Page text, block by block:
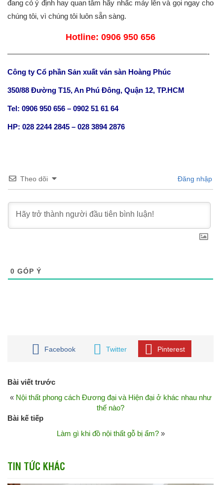
đang có ý định hay quan tâm hãy nhấc máy lên và gọi ngay cho
chúng tôi, vì chúng tôi luôn sẵn sàng.
Hotline: 0906 950 656
———————————————————————————-
Công ty Cổ phần Sản xuất ván sàn Hoàng Phúc
350/88 Đường T15, An Phú Đông, Quận 12, TP.HCM
Tel: 0906 950 656 – 0902 51 61 64
HP: 028 2244 2845 – 028 3894 2876
Theo dõi Đăng nhập
0 GÓP Ý
Facebook Twitter Pinterest
Bài viết trước
« Nội thất phong cách Đương đại và Hiện đại ở khác nhau như
thế nào?
Bài kế tiếp
Làm gì khi đồ nội thất gỗ bị ẩm?»
TIN TỨC KHÁC